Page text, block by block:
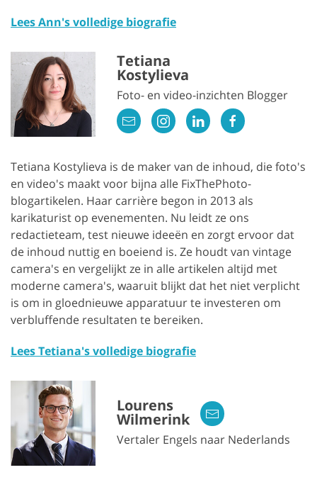
Lees Ann's volledige biografie
Tetiana
Kostylieva
Foto- en video-inzichten Blogger
Tetiana Kostylieva is de maker van de inhoud, die foto's
en video's maakt voor bijna alle FixThePhoto-
blogartikelen. Haar carrière begon in 2013 als
karikaturist op evenementen. Nu leidt ze ons
redactieteam, test nieuwe ideeën en zorgt ervoor dat
de inhoud nuttig en boeiend is. Ze houdt van vintage
camera's en vergelijkt ze in alle artikelen altijd met
moderne camera's, waaruit blijkt dat het niet verplicht
is om in gloednieuwe apparatuur te investeren om
verbluffende resultaten te bereiken.
Lees Tetiana's volledige biografie
Lourens
Wilmerink
Vertaler Engels naar Nederlands